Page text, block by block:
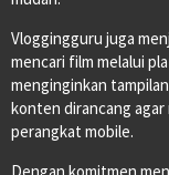
Vloggingguru juga
mencari film melalui
menginginkan
konten dirancang
perangkat mobile.
Dengan komitmen